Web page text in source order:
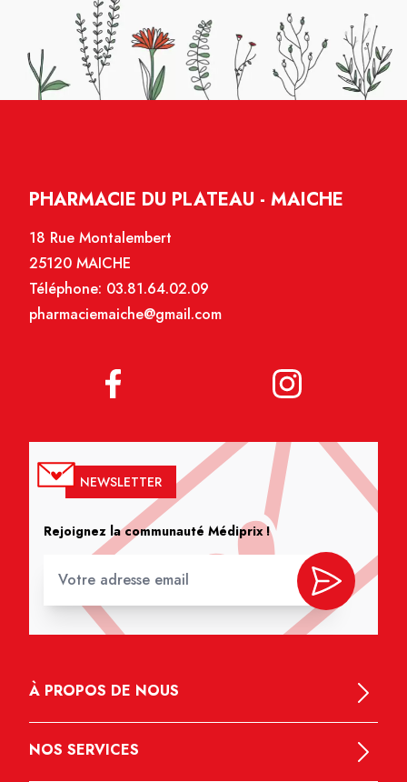
PHARMACIE DU PLATEAU - MAICHE
18 Rue Montalembert
25120 MAICHE
Téléphone: 03.81.64.02.09
pharmaciemaiche@gmail.com
NEWSLETTER
Rejoignez la communauté Médiprix !
À PROPOS DE NOUS
NOS SERVICES